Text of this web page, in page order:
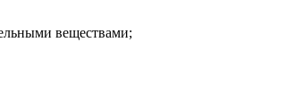
веществами;